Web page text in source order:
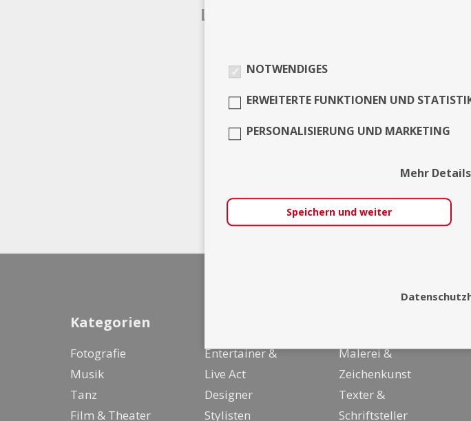
Leistungen
Kategorien
Fotografie
Musik
Tanz
Film & Theater
Entertainer &
Live Act
Designer
Stylisten
Malerei &
Zeichenkunst
Texter &
Schriftsteller
NOTWENDIGES
ERWEITERTE FUNKTIONEN UND
PERSONALISIERUNG UND MARKETING
Mehr
Speichern und weiter